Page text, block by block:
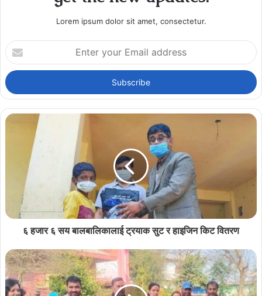
Lorem ipsum dolor sit amet, consectetur.
Enter
your
Email
address
६ हजार ६ सय बालबालिकालाई ट्रयाक सुट र हाइजिन किट वितरण